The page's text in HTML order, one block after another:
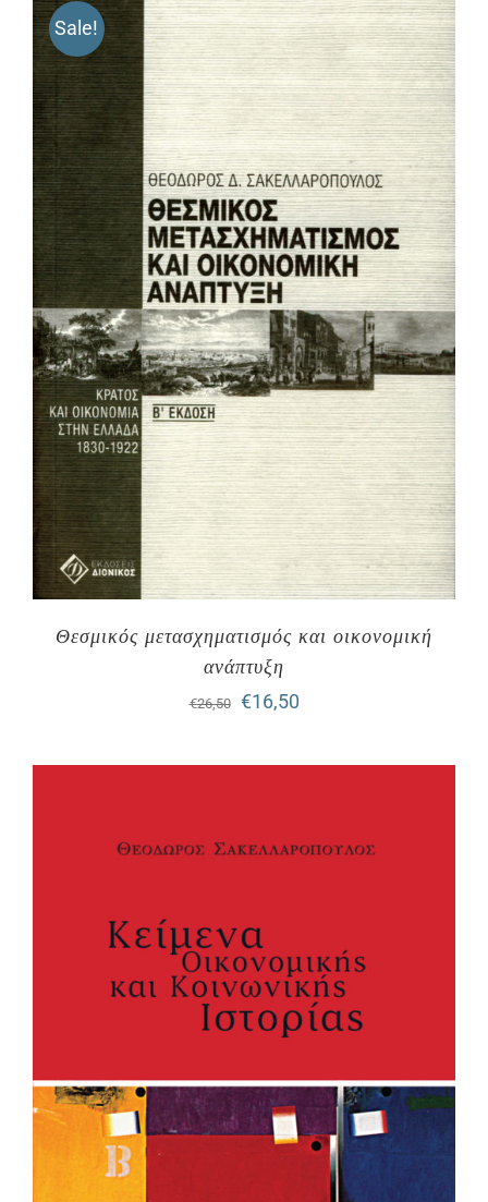
Sale!
Θεσμικός μετασχηματισμός και οικονομική
ανάπτυξη
€26,50
Original
€16,50Η
€16,50.